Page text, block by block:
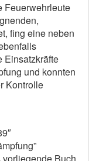
Feuerwehrleute
fing eine neben
Einsatzkräfte
und konnten
Kontrolle